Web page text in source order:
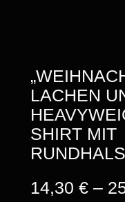
LACHEN
SHIRT MIT
14,30 € –